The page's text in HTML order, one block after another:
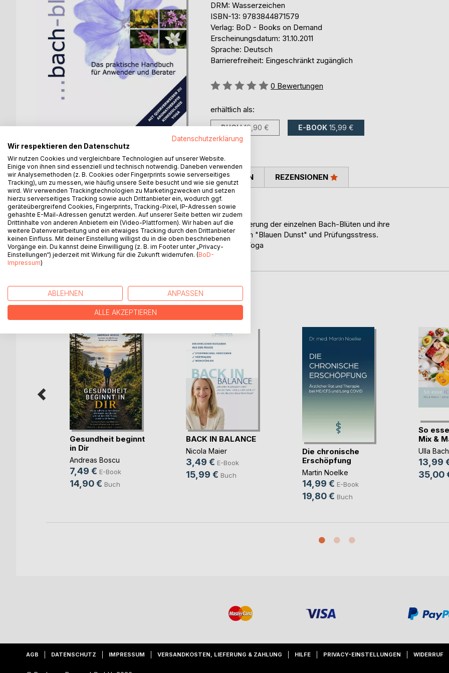
DRM: Wasserzeichen
ISBN-13: 9783844871579
Verlag: BoD - Books on Demand
Erscheinungsdatum: 31.10.2011
Sprache: Deutsch
Barrierefreiheit: Eingeschränkt zugänglich
Bewertung::
0 Bewertungen
erhältlich als:
BUCH 19,90 € E-BOOK 15,99 €
BESCHREIBUNG
Interessantes rund um die Bach-Blütentherapie
In diesem Buch finden Sie unter anderem die Charakterisierung der einzelnen Bach-Blüten und ihre
Anwendungsmöglichkeiten. Sonderthemen: Abschied vom "Blauen Dunst" und Prüfungsstress.
Mit Querverweisen zu Kindesiologie, Aromatherapie und Yoga
Ausführliche Symptomregister
AUTOR/IN PRESSESTIMMEN REZENSIONEN
WEITERE TITEL BEIBoD
Gesundheit beginnt
in Dir
Andreas Boscu
7,49 € E-Book
14,90 € Buch
BACK IN BALANCE
Nicola Maier
3,49 € E-Book
15,99 € Buch
Die chronische
Erschöpfung
Martin Noelke
14,99 € E-Book
19,80 € Buch
So
Mix &
Ulla
13,99
35,00
AGB DATENSCHUTZ IMPRESSUM VERSANDKOSTEN, LIEFERUNG & ZAHLUNG HILFE PRIVACY-EINSTELLUNGEN WIDERRUF
Datenschutzerklärung
Wir respektieren den Datenschutz
Wir nutzen Cookies und vergleichbare Technologien auf unserer Website.
Einige von ihnen sind essenziell und technisch notwendig. Daneben verwenden
wir Analysemethoden (z. B. Cookies oder Fingerprints sowie serverseitiges
Tracking), um zu messen, wie häufig unsere Seite besucht und wie sie genutzt
wird. Wir verwenden Trackingtechnologien zu Marketingzwecken und setzen
hierzu serverseitiges Tracking sowie auch Drittanbieter ein, wodurch ggf.
geräteübergreifend Cookies, Fingerprints, Tracking-Pixel, IP-Adressen sowie
gehashte E-Mail-Adressen genutzt werden. Auf unserer Seite betten wir zudem
Drittinhalte von anderen Anbietern ein (Video-Plattformen). Wir haben auf die
weitere Datenverarbeitung und ein etwaiges Tracking durch den Drittanbieter
keinen Einfluss. Mit deiner Einstellung willigst du in die oben beschriebenen
Vorgänge ein. Du kannst deine Einwilligung (z. B. im Footer unter „Privacy-
Einstellungen“) jederzeit mit Wirkung für die Zukunft widerrufen. (BoD-
Impressum)
ABLEHNEN ANPASSEN
ALLE AKZEPTIEREN